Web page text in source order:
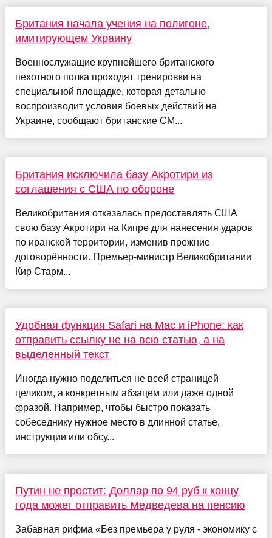
Британия начала учения на полигоне,
имитирующем Украину
Военнослужащие крупнейшего британского
пехотного полка проходят тренировки на
специальной площадке, которая детально
воспроизводит условия боевых действий на
Украине, сообщают британские СМ...
Британия исключила базу Акротири из
соглашения с США по обороне
Великобритания отказалась предоставлять США
свою базу Акротири на Кипре для нанесения ударов
по иранской территории, изменив прежние
договорённости. Премьер-министр Великобритании
Кир Старм...
Удобная функция Safari на Mac и iPhone: как
отправить ссылку не на всю статью, а на
выделенный текст
Иногда нужно поделиться не всей страницей
целиком, а конкретным абзацем или даже одной
фразой. Например, чтобы быстро показать
собеседнику нужное место в длинной статье,
инструкции или обсу...
Путин не простит: Доллар по 94 руб к концу
года может отправить Медведева на пенсию
Забавная рифма «Без премьера у руля - экономику с